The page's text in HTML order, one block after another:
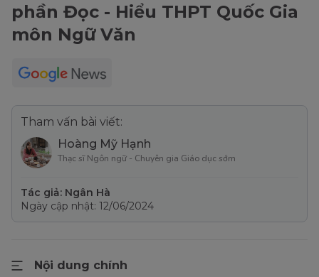
phần Đọc - Hiểu THPT Quốc Gia
môn Ngữ Văn
Tham vấn bài viết:
Hoàng Mỹ Hạnh
Thạc sĩ Ngôn ngữ - Chuyên gia Giáo dục sớm
Tác giả: Ngân Hà
Ngày cập nhật: 12/06/2024
Nội dung chính